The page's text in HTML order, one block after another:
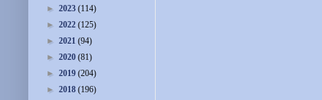
► 2023 (114)
► 2022 (125)
► 2021 (94)
► 2020 (81)
► 2019 (204)
► 2018 (196)